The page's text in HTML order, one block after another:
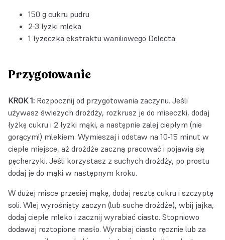
150 g cukru pudru
2-3 łyżki mleka
1 łyżeczka ekstraktu waniliowego Delecta
Przygotowanie
KROK 1: Rozpocznij od przygotowania zaczynu. Jeśli
używasz świeżych drożdży, rozkrusz je do miseczki, dodaj
łyżkę cukru i 2 łyżki mąki, a następnie zalej ciepłym (nie
gorącym!) mlekiem. Wymieszaj i odstaw na 10-15 minut w
ciepłe miejsce, aż drożdże zaczną pracować i pojawią się
pęcherzyki. Jeśli korzystasz z suchych drożdży, po prostu
dodaj je do mąki w następnym kroku.
W dużej misce przesiej mąkę, dodaj resztę cukru i szczyptę
soli. Wlej wyrośnięty zaczyn (lub suche drożdże), wbij jajka,
dodaj ciepłe mleko i zacznij wyrabiać ciasto. Stopniowo
dodawaj roztopione masło. Wyrabiaj ciasto ręcznie lub za